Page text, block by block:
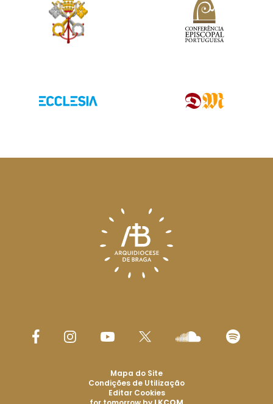
Mapa do Site
Condições de Utilização
Editar Cookies